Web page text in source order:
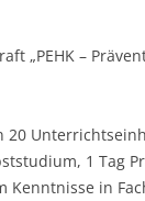
„PEHK –
20
1 Tag
in